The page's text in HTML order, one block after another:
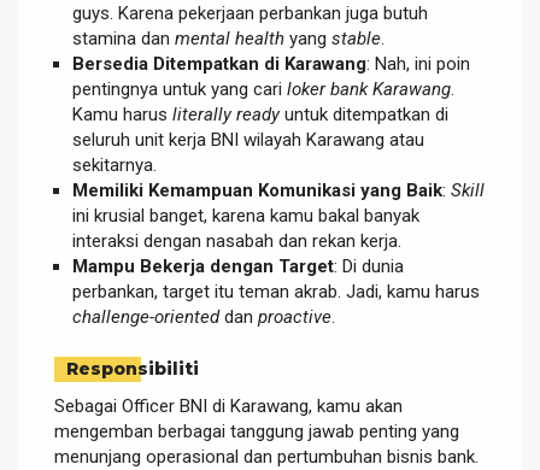
guys. Karena pekerjaan perbankan juga butuh
stamina dan mental health yang stable
Bersedia Ditempatkan di Karawang: Nah, ini poin
pentingnya untuk yang cari loker bank Karawang
Kamu harus literally readyuntuk ditempatkan di
seluruh unit kerja BNI wilayah Karawang atau
sekitarnya.
Memiliki Kemampuan Komunikasi yang Baik: Skill
ini krusial banget, karena kamu bakal banyak
interaksi dengan nasabah dan rekan kerja.
Mampu Bekerja dengan Target: Di dunia
perbankan, target itu teman akrab. Jadi, kamu harus
challenge-orienteddan proactive
Responsibiliti
Sebagai Officer BNI di Karawang, kamu akan
mengemban berbagai tanggung jawab penting yang
menunjang operasional dan pertumbuhan bisnis bank.